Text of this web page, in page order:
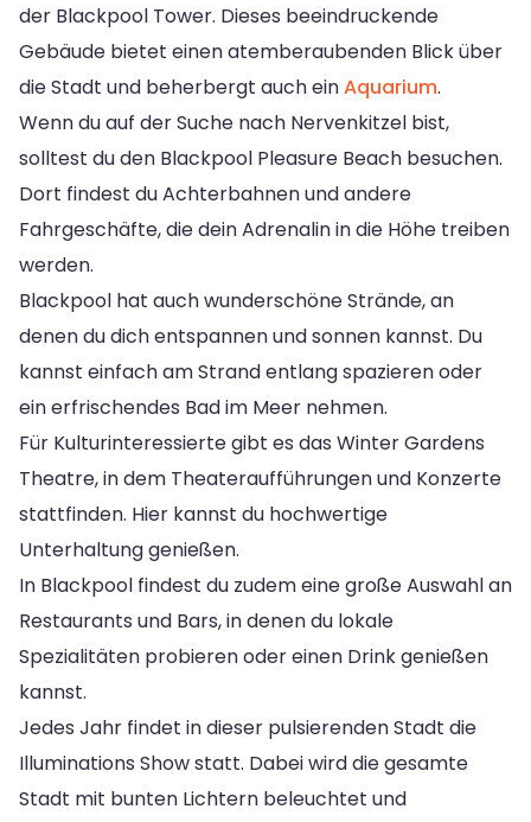
der Blackpool Tower. Dieses beeindruckende
Gebäude bietet einen atemberaubenden Blick über
die Stadt und beherbergt auch einAquarium.
Wenn du auf der Suche nach Nervenkitzel bist,
solltest du den Blackpool Pleasure Beach besuchen.
Dort findest du Achterbahnen und andere
Fahrgeschäfte, die dein Adrenalin in die Höhe treiben
werden.
Blackpool hat auch wunderschöne Strände, an
denen du dich entspannen und sonnen kannst. Du
kannst einfach am Strand entlang spazieren oder
ein erfrischendes Bad im Meer nehmen.
Für Kulturinteressierte gibt es das Winter Gardens
Theatre, in dem Theateraufführungen und Konzerte
stattfinden. Hier kannst du hochwertige
Unterhaltung genießen.
In Blackpool findest du zudem eine große Auswahl an
Restaurants und Bars, in denen du lokale
Spezialitäten probieren oder einen Drink genießen
kannst.
Jedes Jahr findet in dieser pulsierenden Stadt die
Illuminations Show statt. Dabei wird die gesamte
Stadt mit bunten Lichtern beleuchtet und